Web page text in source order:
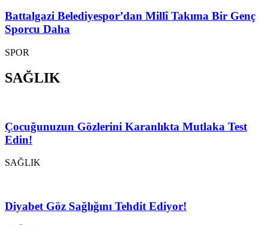
Battalgazi Belediyespor’dan Millî Takıma Bir Genç
Sporcu Daha
SPOR
SAĞLIK
Çocuğunuzun Gözlerini Karanlıkta Mutlaka Test
Edin!
SAĞLIK
Diyabet Göz Sağlığını Tehdit Ediyor!